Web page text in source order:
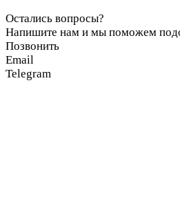
Остались вопросы?
Напишите нам и мы поможем
Позвонить
Email
Telegram